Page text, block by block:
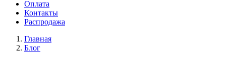
Оплата
Контакты
Распродажа
Главная
Блог